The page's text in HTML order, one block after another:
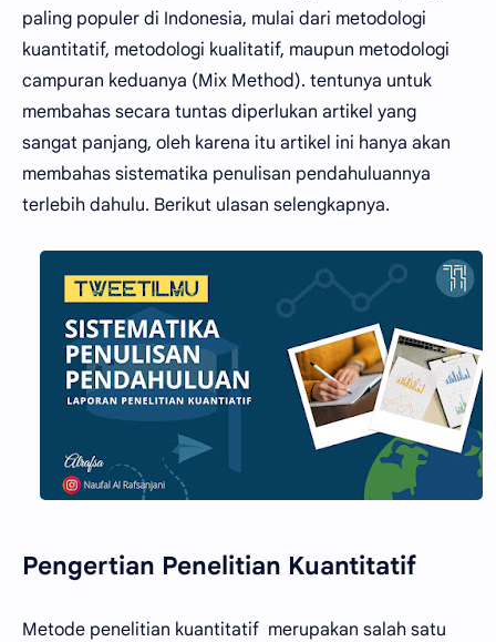
paling populer di Indonesia, mulai dari metodologi
kuantitatif, metodologi kualitatif, maupun metodologi
campuran keduanya (Mix Method). tentunya untuk
membahas secara tuntas diperlukan artikel yang
sangat panjang, oleh karena itu artikel ini hanya akan
membahas sistematika penulisan pendahuluannya
terlebih dahulu. Berikut ulasan selengkapnya.
Pengertian Penelitian Kuantitatif
Metode penelitian kuantitatif merupakan salah satu